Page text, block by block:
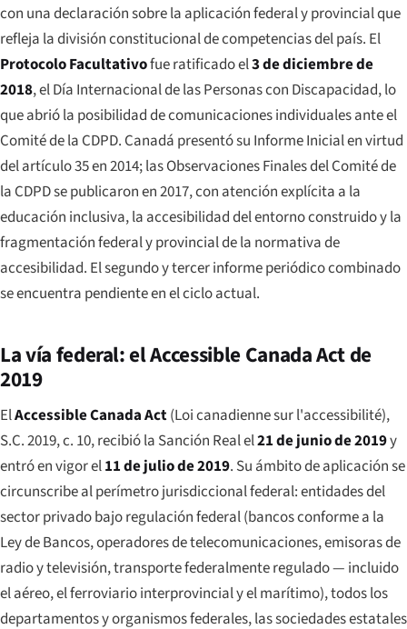
con una declaración sobre la aplicación federal y provincial que
refleja la división constitucional de competencias del país. El
Protocolo Facultativofue ratificado el3 de diciembre de
2018, el Día Internacional de las Personas con Discapacidad, lo
que abrió la posibilidad de comunicaciones individuales ante el
Comité de la CDPD. Canadá presentó su Informe Inicial en virtud
del artículo 35 en 2014; las Observaciones Finales del Comité de
la CDPD se publicaron en 2017, con atención explícita a la
educación inclusiva, la accesibilidad del entorno construido y la
fragmentación federal y provincial de la normativa de
accesibilidad. El segundo y tercer informe periódico combinado
se encuentra pendiente en el ciclo actual.
La vía federal: el Accessible Canada Act de
2019
ElAccessible Canada Act(Loi canadienne sur l'accessibilité),
S.C. 2019, c. 10, recibió la Sanción Real el21 de junio de 2019y
entró en vigor el11 de julio de 2019. Su ámbito de aplicación se
circunscribe al perímetro jurisdiccional federal: entidades del
sector privado bajo regulación federal (bancos conforme a la
Ley de Bancos, operadores de telecomunicaciones, emisoras de
radio y televisión, transporte federalmente regulado — incluido
el aéreo, el ferroviario interprovincial y el marítimo), todos los
departamentos y organismos federales, las sociedades estatales